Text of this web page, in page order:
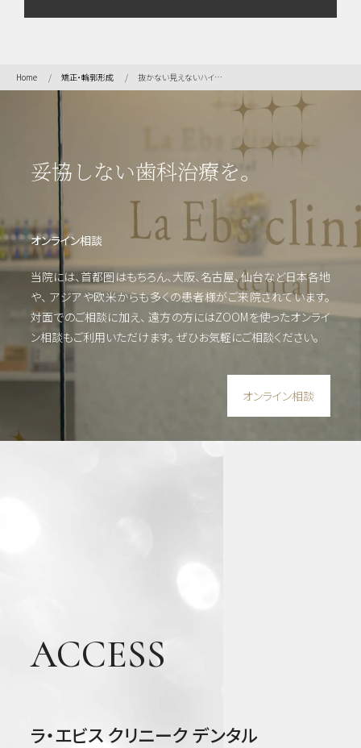
Home 矯正・輪郭形成 抜かない見えないハイブリッド矯正治療 イージーオルソリー
妥協しない歯科治療を。
オンライン相談
当院には、首都圏はもちろん、大阪、名古屋、仙台など日本各地
や、 アジアや欧米からも多くの患者様がご来院されています。
対面でのご相談に加え、 遠方の方にはZOOMを使ったオンライ
ン相談もご利用いただけます。 ぜひお気軽にご相談ください。
オンライン相談
ACCESS
ラ・エビス クリニーク デンタル